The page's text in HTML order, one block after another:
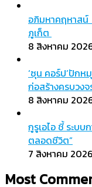
อภิมหาคฤหาส
ภูเก็ต
8 สิงหาคม
‘ซุน คอร์ป’ปักห
ก่อสร้างครบวงจ
8 สิงหาคม
กูรูเอไอ ชี้ ระบบ
ตลอดชีวิต”
7 สิงหาคม 2026
Most